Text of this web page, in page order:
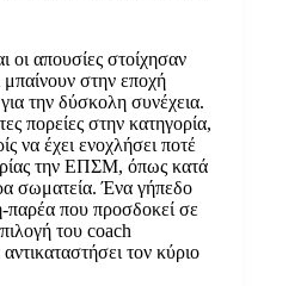
οι απουσίες στοίχησαν
μπαίνουν στην εποχή
την δύσκολη συνέχεια.
πορείες στην κατηγορία,
να έχει ενοχλήσει ποτέ
την ΕΠΣΜ, όπως κατά
σωματεία. Ένα γήπεδο
παρέα που προσδοκεί σε
του coach
τον κύριο